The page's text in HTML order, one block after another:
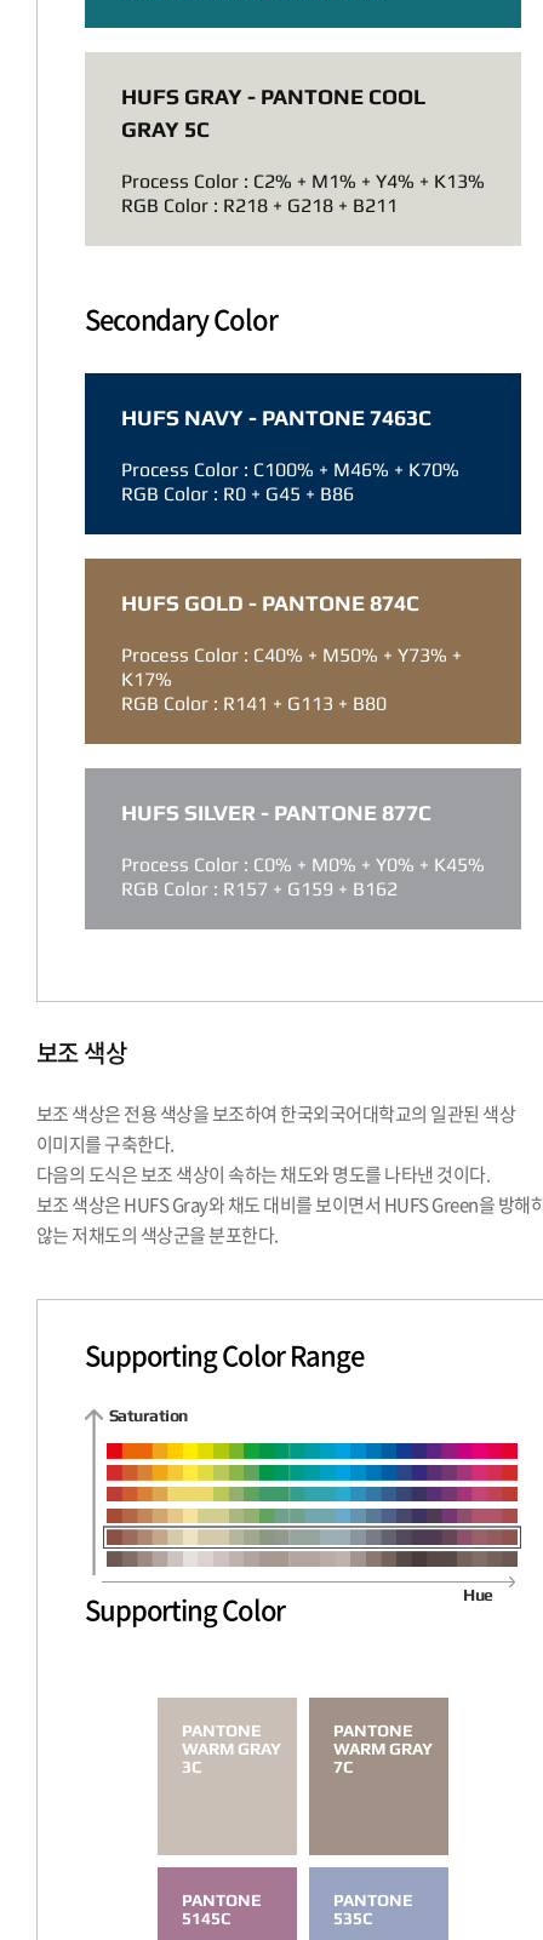
HUFS GRAY - PANTONE COOL
GRAY 5C
Process Color : C2% + M1% + Y4% + K13%
RGB Color : R218 + G218 + B211
Secondary Color
HUFS NAVY - PANTONE 7463C
Process Color : C100% + M46% + K70%
RGB Color : R0 + G45 + B86
HUFS GOLD - PANTONE 874C
Process Color : C40% + M50% + Y73% +
K17%
RGB Color : R141 + G113 + B80
HUFS SILVER - PANTONE 877C
Process Color : C0% + M0% + Y0% + K45%
RGB Color : R157 + G159 + B162
보조 색상
보조 색상은 전용 색상을 보조하여 한국외국어대학교의 일관된 색상
이미지를 구축한다.
다음의 도식은 보조 색상이 속하는 채도와 명도를 나타낸 것이다.
보조 색상은 HUFS Gray와 채도 대비를 보이면서 HUFS Green을 방해
않는 저채도의 색상군을 분포한다.
Supporting Color Range
Saturation
Hue
Supporting Color
PANTONE
WARM GRAY
3C
PANTONE
WARM GRAY
7C
PANTONE
5145C
PANTONE
535C